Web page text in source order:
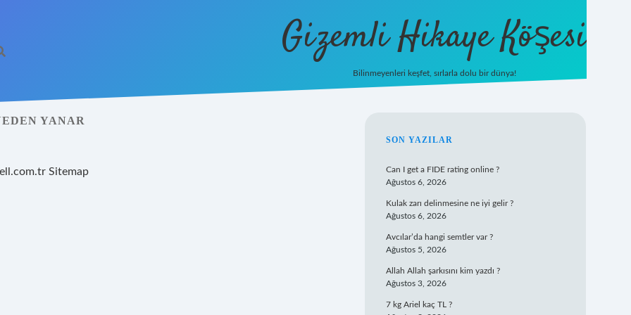
Gizemli Hikaye Köşesi
Bilinmeyenleri keşfet, sırlarla dolu bir dünya!
YANAR
Sitemap
SIDEBAR
SON YAZILAR
Can I get a FIDE rating online ?
Ağustos 6, 2026
Kulak zarı delinmesine ne iyi gelir ?
Ağustos 6, 2026
Avcılar’da hangi semtler var ?
Ağustos 5, 2026
Allah Allah şarkısını kim yazdı ?
Ağustos 3, 2026
7 kg Ariel kaç TL ?